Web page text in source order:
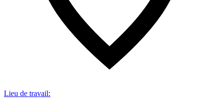
Lieu de travail: